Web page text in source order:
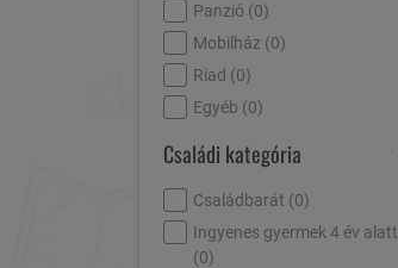
Panzió (0)
Mobilház (0)
Riad (0)
Egyéb (0)
Családi kategória
Családbarát (0)
Ingyenes gyermek 4 év alatt
(0)